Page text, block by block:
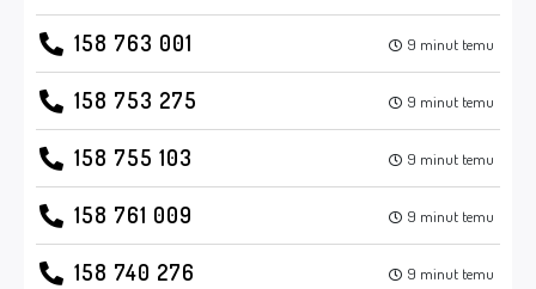
158 763 001 9 minut temu
158 753 275 9 minut temu
158 755 103 9 minut temu
158 761 009 9 minut temu
158 740 276 9 minut temu